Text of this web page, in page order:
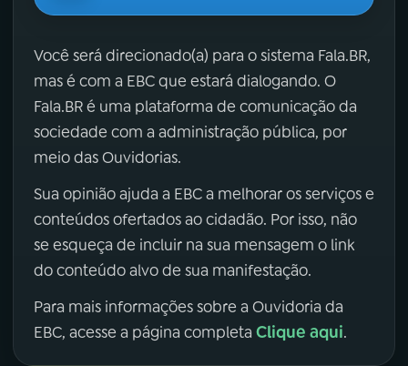
Você será direcionado(a) para o sistema Fala.BR,
mas é com a EBC que estará dialogando. O
Fala.BR é uma plataforma de comunicação da
sociedade com a administração pública, por
meio das Ouvidorias.
Sua opinião ajuda a EBC a melhorar os serviços e
conteúdos ofertados ao cidadão. Por isso, não
se esqueça de incluir na sua mensagem o link
do conteúdo alvo de sua manifestação.
Para mais informações sobre a Ouvidoria da
EBC, acesse a página completa Clique aqui.